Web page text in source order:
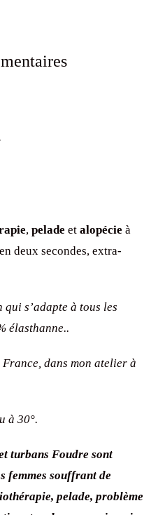
, pelade et alopécie à
deux secondes, extra-
s’adapte à tous les
élasthanne..
dans mon atelier à
à 30°.
turbans Foudre sont
femmes souffrant de
pelade, problème